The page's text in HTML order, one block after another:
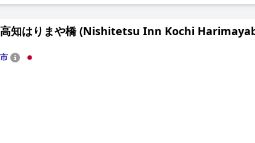
一貫して賞賛しています。フロントデスクと清掃スタッフは、
多くのスタッフは英語に堪能で、スムーズなコミュニケーショ
どのアクティビティに適した、信頼性の高い無料Wi-Fiを提供し
ションも高く評価しています。
供しており、ホテル内とその周辺には家族向けの食事のオプシ
として、ホテルは家族連れに信頼できる選択肢と見なされていま
感じていますが、大人2人には狭すぎると感じる人もいます。
高知はりまや橋 (Nishitetsu Inn Kochi